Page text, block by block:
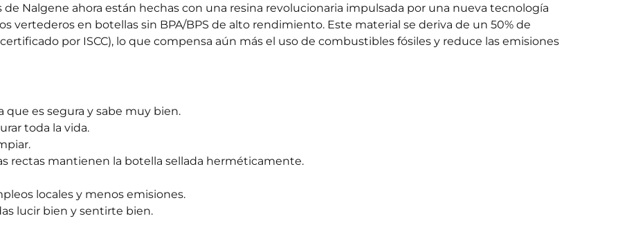
de Nalgene ahora están hechas con una resina revolucionaria impulsada por una nueva tecnología
vertederos en botellas sin BPA/BPS de alto rendimiento. Este material se deriva de un 50% de
por ISCC), lo que compensa aún más el uso de combustibles fósiles y reduce las emisiones
que es segura y sabe muy bien.
toda la vida.
rectas mantienen la botella sellada herméticamente.
locales y menos emisiones.
lucir bien y sentirte bien.